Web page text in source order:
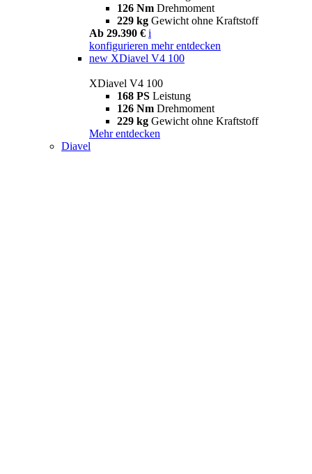
126 Nm Drehmoment
229 kg Gewicht ohne Kraftstoff
Ab 29.390 € i
konfigurieren mehr entdecken
new XDiavel V4 100
XDiavel V4 100
168 PS Leistung
126 Nm Drehmoment
229 kg Gewicht ohne Kraftstoff
Mehr entdecken
Diavel